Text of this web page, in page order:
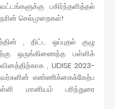
பகிர்ந்தளித்தல்
செல்முறைகள்!
, திட்ட ஒப்புதல் குழு
ஒருங்கிணைந்த பள்ளிக்
, UDISE 2023-
எண்ணிக்கைக்கேற்ப
மானியம் பரிந்துரை